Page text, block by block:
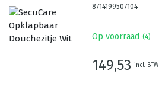
8714199507104
Op voorraad (4)
149,53 incl. BTW